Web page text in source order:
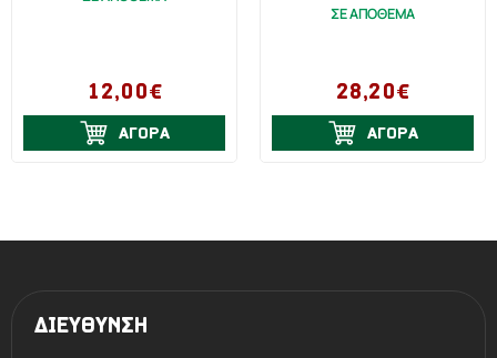
12,00€
ΑΓΟΡΑ
ΣΕ ΑΠΟΘΕΜΑ
28,20€
ΑΓΟΡΑ
ΔΙΕΥΘΥΝΣΗ